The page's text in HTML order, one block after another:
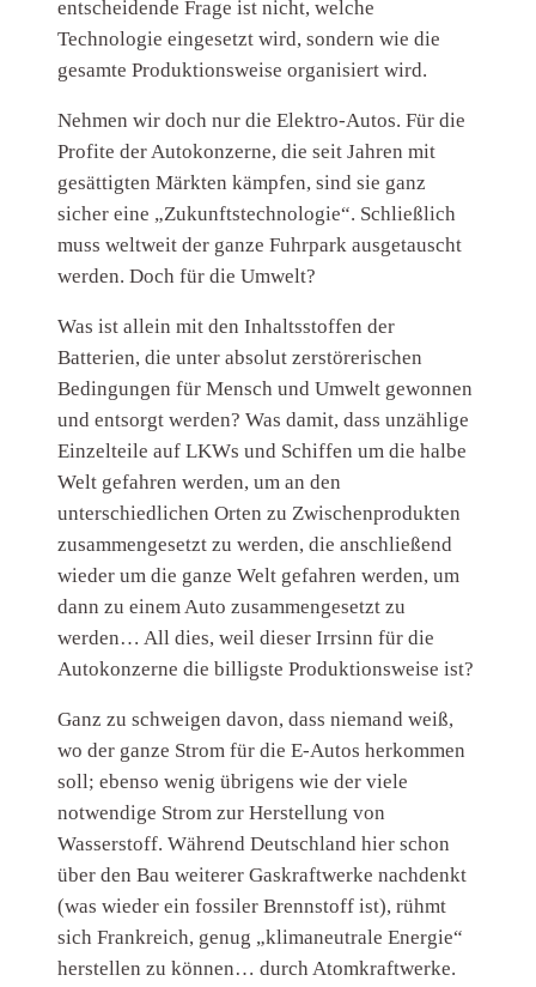
entscheidende Frage ist nicht, welche
Technologie eingesetzt wird, sondern wie die
gesamte Produktionsweise organisiert wird.
Nehmen wir doch nur die Elektro-Autos. Für die
Profite der Autokonzerne, die seit Jahren mit
gesättigten Märkten kämpfen, sind sie ganz
sicher eine „Zukunftstechnologie“. Schließlich
muss weltweit der ganze Fuhrpark ausgetauscht
werden. Doch für die Umwelt?
Was ist allein mit den Inhaltsstoffen der
Batterien, die unter absolut zerstörerischen
Bedingungen für Mensch und Umwelt gewonnen
und entsorgt werden? Was damit, dass unzählige
Einzelteile auf LKWs und Schiffen um die halbe
Welt gefahren werden, um an den
unterschiedlichen Orten zu Zwischenprodukten
zusammengesetzt zu werden, die anschließend
wieder um die ganze Welt gefahren werden, um
dann zu einem Auto zusammengesetzt zu
werden… All dies, weil dieser Irrsinn für die
Autokonzerne die billigste Produktionsweise ist?
Ganz zu schweigen davon, dass niemand weiß,
wo der ganze Strom für die E-Autos herkommen
soll; ebenso wenig übrigens wie der viele
notwendige Strom zur Herstellung von
Wasserstoff. Während Deutschland hier schon
über den Bau weiterer Gaskraftwerke nachdenkt
(was wieder ein fossiler Brennstoff ist), rühmt
sich Frankreich, genug „klimaneutrale Energie“
herstellen zu können… durch Atomkraftwerke.